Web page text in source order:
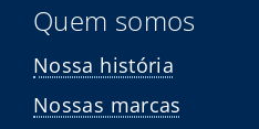
Quem somos
Nossa história
Nossas marcas